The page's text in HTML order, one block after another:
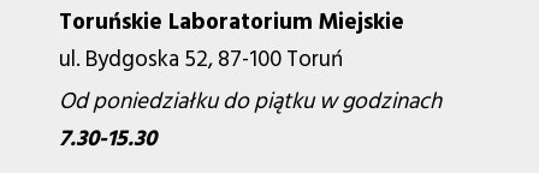
Toruńskie Laboratorium Miejskie
ul. Bydgoska 52, 87-100 Toruń
Od poniedziałku do piątku w godzinach
7.30-15.30